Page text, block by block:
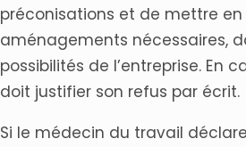
préconisations et de mettre
aménagements nécessaires,
possibilités de l’entreprise. En
doit justifier son refus par écrit.
Si le médecin du travail